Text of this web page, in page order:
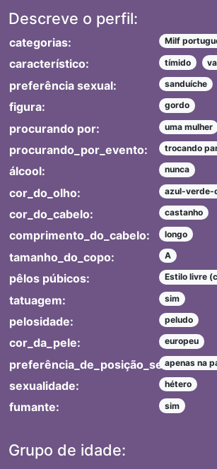
Descreve o perfil:
categorias: Milf
característico: tímido
preferência sexual: sanduíche
figura: gordo
procurando por: uma mulher
procurando_por_evento: trocando
álcool: nunca
cor_do_olho: azul-verde-
cor_do_cabelo: castanho
comprimento_do_cabelo: longo
tamanho_do_copo: A
pêlos púbicos: Estilo livre
tatuagem: sim
pelosidade: peludo
cor_da_pele: europeu
preferência_de_posição_sexual:
apenas na
sexualidade: hétero
fumante: sim
Grupo de idade: